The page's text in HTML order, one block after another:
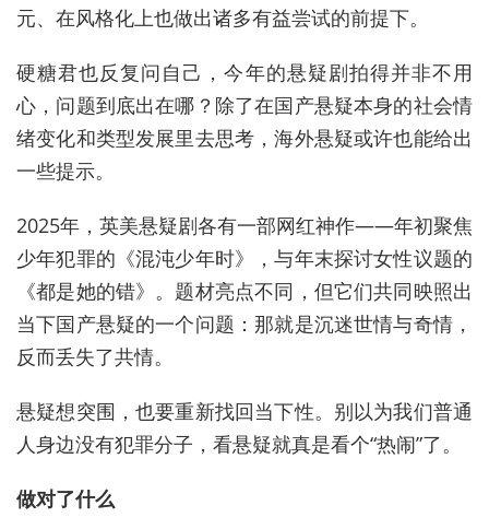
元、在风格化上也做出诸多有益尝试的前提下。
硬糖君也反复问自己，今年的悬疑剧拍得并非不用
心，问题到底出在哪？除了在国产悬疑本身的社会情
绪变化和类型发展里去思考，海外悬疑或许也能给出
一些提示。
2025年，英美悬疑剧各有一部网红神作——年初聚焦
少年犯罪的《混沌少年时》，与年末探讨女性议题的
《都是她的错》。题材亮点不同，但它们共同映照出
当下国产悬疑的一个问题：那就是沉迷世情与奇情，
反而丢失了共情。
悬疑想突围，也要重新找回当下性。别以为我们普通
人身边没有犯罪分子，看悬疑就真是看个“热闹”了。
做对了什么